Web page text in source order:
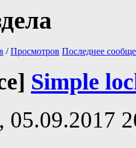
/Просмотров Последнее
Simple
, 05.09.2017